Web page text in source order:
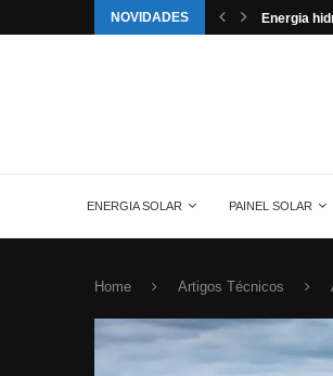
NOVIDADES
pela energia solar nos... Aldo é o
ENERGIA SOLAR PAINEL SOLAR
Home Artigos Técnicos